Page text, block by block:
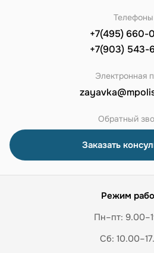
Телефоны
+7(495) 660-
+7(903) 543-
Электронная
Обратный
Заказать
Режим
Пн–пт:
Сб: